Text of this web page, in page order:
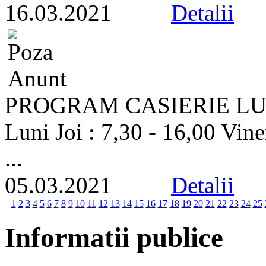
16.03.2021 Detalii
PROGRAM CASIERIE
Luni Joi : 7,30 - 16,00
...
05.03.2021 Detalii
1 2 3 4 5 6 7 8 9 10 11 12 13 14 15 16 17 18 19 20 21 22 23 24 25
Informatii publice